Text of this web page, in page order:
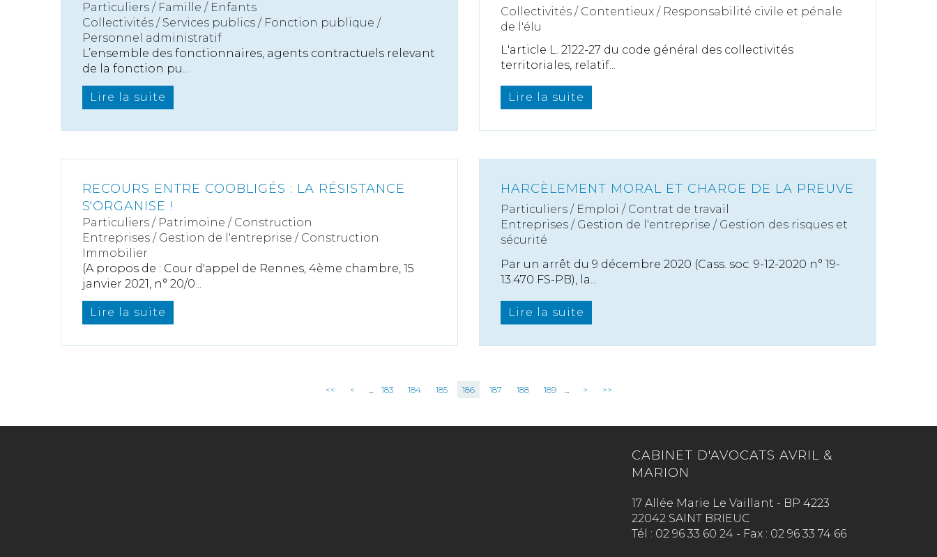
Particuliers / Famille / Enfants
Collectivités / Services publics / Fonction publique /
Personnel administratif
L’ensemble des fonctionnaires, agents contractuels relevant
de la fonction pu...
Lire la suite
Collectivités / Contentieux / Responsabilité civile et pénale
de l'élu
L'article L. 2122-27 du code général des collectivités
territoriales, relatif...
Lire la suite
RECOURS ENTRE COOBLIGÉS : LA RÉSISTANCE
S'ORGANISE !
Particuliers / Patrimoine / Construction
Entreprises / Gestion de l'entreprise / Construction
Immobilier
(A propos de : Cour d'appel de Rennes, 4ème chambre, 15
janvier 2021, n° 20/0...
Lire la suite
HARCÈLEMENT MORAL ET CHARGE DE LA PREUVE
Particuliers / Emploi / Contrat de travail
Entreprises / Gestion de l'entreprise / Gestion des risques et
sécurité
Par un arrêt du 9 décembre 2020 (Cass. soc. 9-12-2020 n° 19-
13.470 FS-PB), la...
Lire la suite
<< < ... 183 184 185 186 187 188 189 ... > >>
CABINET D'AVOCATS AVRIL &
MARION
17 Allée Marie Le Vaillant - BP 4223
22042 SAINT BRIEUC
Tél : 02 96 33 60 24 - Fax : 02 96 33 74 66